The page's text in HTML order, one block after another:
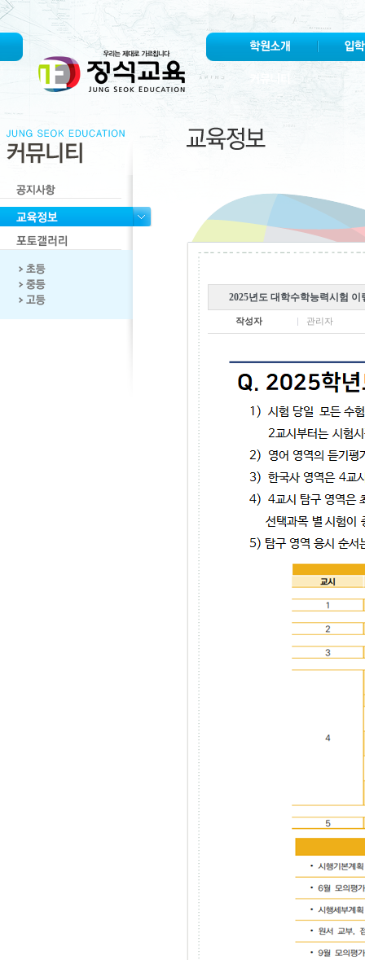
2025년도 대학수학능력시험
작성자 관리자